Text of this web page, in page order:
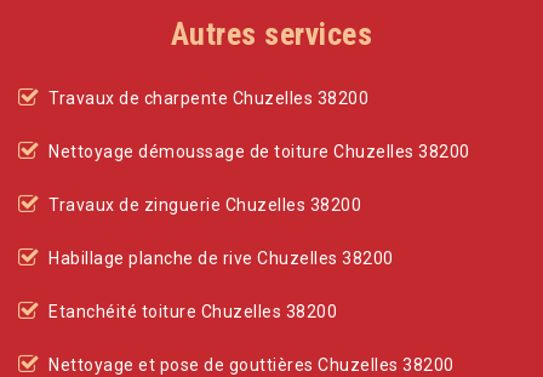
Autres services
Travaux de charpente Chuzelles 38200
Nettoyage démoussage de toiture Chuzelles 38200
Travaux de zinguerie Chuzelles 38200
Habillage planche de rive Chuzelles 38200
Etanchéité toiture Chuzelles 38200
Nettoyage et pose de gouttières Chuzelles 38200